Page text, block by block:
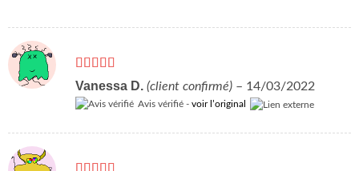
Note5sur 5
Vanessa D. (client confirmé) – 14/03/2022
Avis vérifié - voir l’original